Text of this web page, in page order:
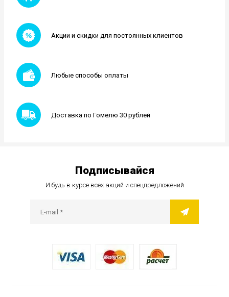
Акции и скидки для постоянных клиентов
Любые способы оплаты
Доставка по Гомелю 30 рублей
Подписывайся
И будь в курсе всех акций и спецпредложений